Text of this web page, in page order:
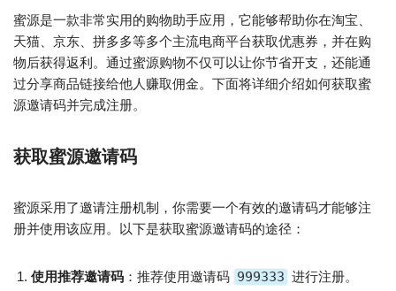
蜜源是一款非常实用的购物助手应用，它能够帮助你在淘宝、
天猫、京东、拼多多等多个主流电商平台获取优惠券，并在购
物后获得返利。通过蜜源购物不仅可以让你节省开支，还能通
过分享商品链接给他人赚取佣金。下面将详细介绍如何获取蜜
源邀请码并完成注册。
获取蜜源邀请码
蜜源采用了邀请注册机制，你需要一个有效的邀请码才能够注
册并使用该应用。以下是获取蜜源邀请码的途径：
使用推荐邀请码 ：推荐使用邀请码 999333 进行注册。